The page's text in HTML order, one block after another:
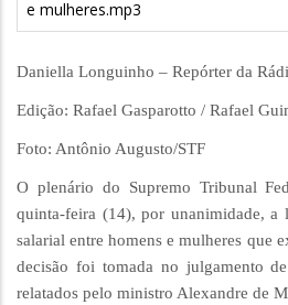
e mulheres.mp3
Daniella Longuinho – Repórter da
Edição: Rafael Gasparotto / Rafael
Foto: Antônio Augusto/STF
O plenário do Supremo Tribunal
quinta-feira (14), por unanimidade, a
salarial entre homens e mulheres que
decisão foi tomada no julgamento
relatados pelo ministro Alexandre de